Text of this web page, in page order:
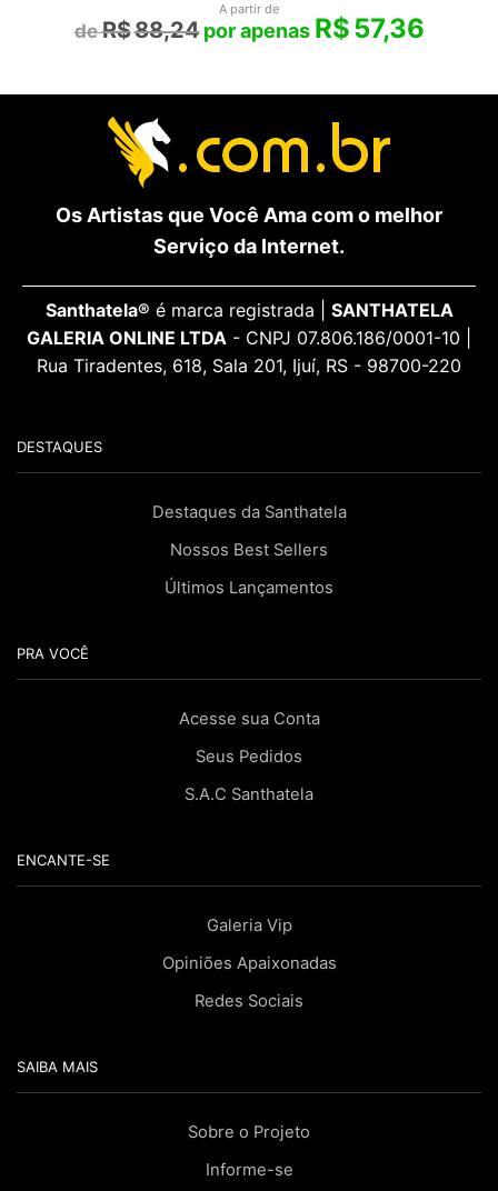
A partir de
R$88,24 R$57,36
Os Artistas que Você Ama com o melhor
Serviço da Internet.
Santhatela® é marca registrada | SANTHATELA
GALERIA ONLINE LTDA - CNPJ 07.806.186/0001-10 |
Rua Tiradentes, 618, Sala 201, Ijuí, RS - 98700-220
DESTAQUES
Destaques da Santhatela
Nossos Best Sellers
Últimos Lançamentos
PRA VOCÊ
Acesse sua Conta
Seus Pedidos
S.A.C Santhatela
ENCANTE-SE
Galeria Vip
Opiniões Apaixonadas
Redes Sociais
SAIBA MAIS
Sobre o Projeto
Informe-se